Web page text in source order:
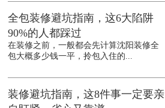
全包装修避坑指南，这6大陷阱
90%的人都踩过
在装修之前，一般都会先计算沈阳装修全
包大概多少钱一平，拎包入住的...
装修避坑指南，这8件事一定要亲